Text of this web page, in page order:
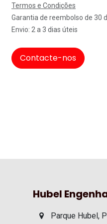
Termos e Condições
Garantia de reembolso de 30
Envio: 2 a 3 dias úteis
Contacte-nos
Hubel
Parque Hubel,